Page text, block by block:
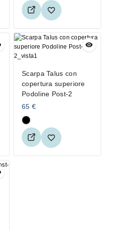
Scarpa Talus con
copertura superiore
Podoline Post-2
65 €